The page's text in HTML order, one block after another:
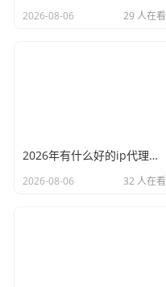
2026-08-06 29 人在看
2026年有什么好的ip代理软件？亲测后我只推荐这几个
2026-08-06 32 人在看